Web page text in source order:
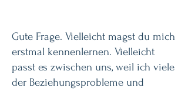
Gute Frage. Vielleicht magst du mich
erstmal kennenlernen. Vielleicht
passt es zwischen uns, weil ich viele
der Beziehungsprobleme und